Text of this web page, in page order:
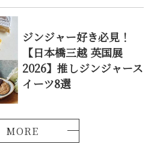
ジンジャー好き必見！
【日本橋三越 英国展
2026】推しジンジャース
イーツ8選